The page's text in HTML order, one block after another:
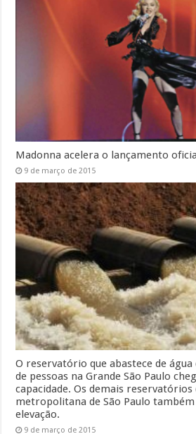
Madonna acelera o lançamento
9 de março de 2015
O reservatório que abastece de
de pessoas na Grande São Paulo
capacidade. Os demais reservatórios
metropolitana de São Paulo
elevação.
9 de março de 2015